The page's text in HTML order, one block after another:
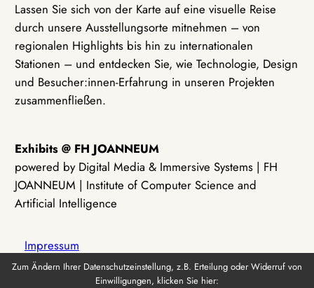
Lassen Sie sich von der Karte auf eine visuelle Reise
durch unsere Ausstellungsorte mitnehmen – von
regionalen Highlights bis hin zu internationalen
Stationen – und entdecken Sie, wie Technologie, Design
und Besucher:innen-Erfahrung in unseren Projekten
zusammenfließen.
Exhibits @ FH JOANNEUM
powered by Digital Media & Immersive Systems | FH
JOANNEUM | Institute of Computer Science and
Artificial Intelligence
Impressum
Zum Ändern Ihrer Datenschutzeinstellung, z.B. Erteilung oder Widerruf von
Einwilligungen, klicken Sie hier: